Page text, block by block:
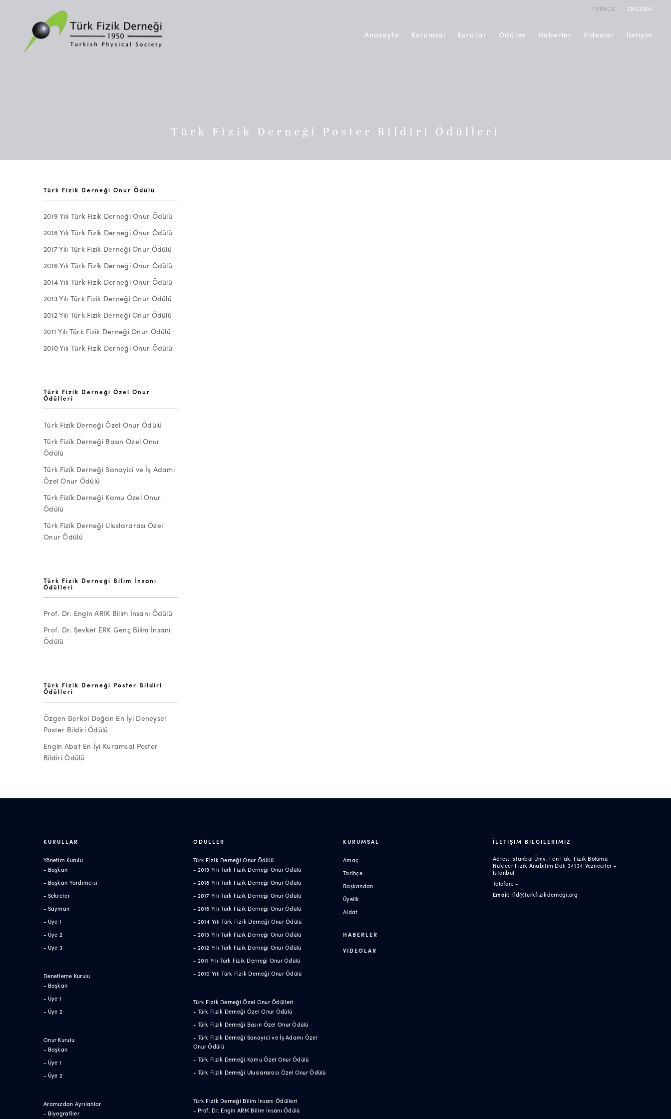
ENGLISH
TÜRKÇE
Anasayfa Kurumsal Kurullar Ödüller Haberler Videolar İletişim
Türk Fizik Derneği Poster Bildiri Ödülleri
Türk Fizik Derneği Onur Ödülü
2019 Yılı Türk Fizik Derneği Onur Ödülü
2018 Yılı Türk Fizik Derneği Onur Ödülü
2017 Yılı Türk Fizik Derneği Onur Ödülü
2016 Yılı Türk Fizik Derneği Onur Ödülü
2014 Yılı Türk Fizik Derneği Onur Ödülü
2013 Yılı Türk Fizik Derneği Onur Ödülü
2012 Yılı Türk Fizik Derneği Onur Ödülü
2011 Yılı Türk Fizik Derneği Onur Ödülü
2010 Yılı Türk Fizik Derneği Onur Ödülü
Türk Fizik Derneği Özel Onur
Ödülleri
Türk Fizik Derneği Özel Onur Ödülü
Türk Fizik Derneği Basın Özel Onur
Ödülü
Türk Fizik Derneği Sanayici ve İş Adamı
Özel Onur Ödülü
Türk Fizik Derneği Kamu Özel Onur
Ödülü
Türk Fizik Derneği Uluslararası Özel
Onur Ödülü
Türk Fizik Derneği Bilim İnsanı
Ödülleri
Prof. Dr. Engin ARIK Bilim İnsanı Ödülü
Prof. Dr. Şevket ERK Genç Bilim İnsanı
Ödülü
Türk Fizik Derneği Poster Bildiri
Ödülleri
Özgen Berkol Doğan En İyi Deneysel
Poster Bildiri Ödülü
Engin Abat En İyi Kuramsal Poster
Bildiri Ödülü
KURULLAR
Yönetim Kurulu
- Başkan
- Başkan Yardımcısı
- Sekreter
- Sayman
- Üye 1
- Üye 2
- Üye 3
Denetleme Kurulu
- Başkan
- Üye 1
- Üye 2
Onur Kurulu
- Başkan
- Üye 1
- Üye 2
Aramızdan Ayrılanlar
- Biyografiler
ÖDÜLLER
Türk Fizik Derneği Onur Ödülü
- 2019 Yılı Türk Fizik Derneği Onur Ödülü
- 2018 Yılı Türk Fizik Derneği Onur Ödülü
- 2017 Yılı Türk Fizik Derneği Onur Ödülü
- 2016 Yılı Türk Fizik Derneği Onur Ödülü
- 2014 Yılı Türk Fizik Derneği Onur Ödülü
- 2013 Yılı Türk Fizik Derneği Onur Ödülü
- 2012 Yılı Türk Fizik Derneği Onur Ödülü
- 2011 Yılı Türk Fizik Derneği Onur Ödülü
- 2010 Yılı Türk Fizik Derneği Onur Ödülü
Türk Fizik Derneği Özel Onur Ödülleri
- Türk Fizik Derneği Özel Onur Ödülü
- Türk Fizik Derneği Basın Özel Onur Ödülü
- Türk Fizik Derneği Sanayici ve İş Adamı Özel
Onur Ödülü
- Türk Fizik Derneği Kamu Özel Onur Ödülü
- Türk Fizik Derneği Uluslararası Özel Onur Ödülü
Türk Fizik Derneği Bilim İnsanı Ödülleri
- Prof. Dr. Engin ARIK Bilim İnsanı Ödülü
KURUMSAL
Amaç
Tarihçe
Başkandan
Üyelik
Aidat
HABERLER
VIDEOLAR
İLETIŞIM BILGILERIMIZ
Adres: İstanbul Üniv. Fen Fak. Fizik Bölümü
Nükleer Fizik Anabilim Dalı 34134 Vezneciler -
İstanbul
Telefon: -
Email: tfd@turkfizikdernegi.org